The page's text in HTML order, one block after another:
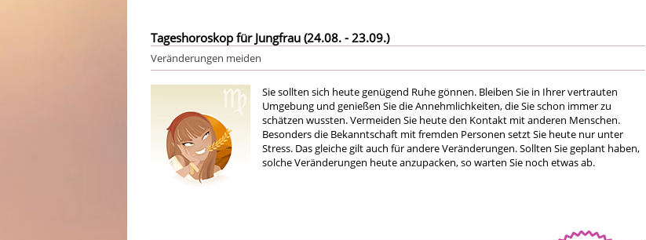
Tageshoroskop für Jungfrau (24.08. - 23.09.)
Veränderungen meiden
Sie sollten sich heute genügend Ruhe gönnen. Bleiben Sie in Ihrer vertrauten
Umgebung und genießen Sie die Annehmlichkeiten, die Sie schon immer zu
schätzen wussten. Vermeiden Sie heute den Kontakt mit anderen Menschen.
Besonders die Bekanntschaft mit fremden Personen setzt Sie heute nur unter
Stress. Das gleiche gilt auch für andere Veränderungen. Sollten Sie geplant haben,
solche Veränderungen heute anzupacken, so warten Sie noch etwas ab.